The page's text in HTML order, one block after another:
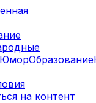
ЮморОбразование
на контент